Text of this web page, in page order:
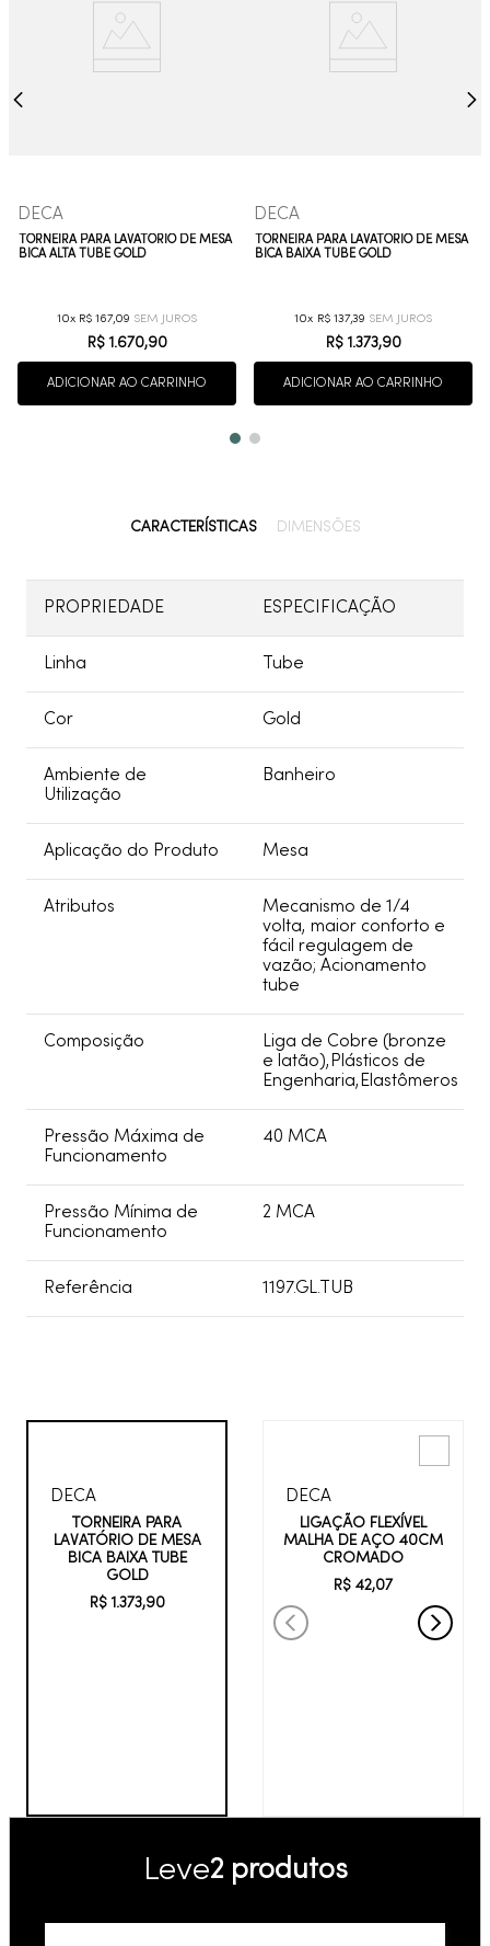
DECA
TORNEIRA PARA LAVATÓRIO DE MESA
BICA ALTA TUBE GOLD
10 R$ 167,09
R$ 1 .670,90
ADICIONAR AO CARRINHO
DECA
TORNEIRA PARA LAVATÓRIO DE MESA
BICA BAIXA TUBE GOLD
10 R$ 137,39
R$ 1 .373,90
ADICIONAR AO CARRINHO
CARACTERÍSTICAS DIMENSÕES
PROPRIEDADE ESPECIFICAÇÃO
Linha Tube
Cor Gold
Ambiente de
Utilização
Banheiro
Aplicação do Produto Mesa
Atributos
Mecanismo de 1/4
volta, maior conforto e
fácil regulagem de
vazão; Acionamento
tube
Composição
Liga de Cobre (bronze
e latão),Plásticos de
Engenharia,Elastômeros
Pressão Máxima de
Funcionamento
40 MCA
Pressão Mínima de
Funcionamento
2 MCA
Referência 1197.GL.TUB
DECA
TORNEIRA PARA
LAVATÓRIO DE MESA
BICA BAIXA TUBE
GOLD
R$ 1 .373,90
DECA
LIGAÇÃO FLEXÍVEL
MALHA DE AÇO 40CM
CROMADO
R$ 42,07
Leve2 produtos